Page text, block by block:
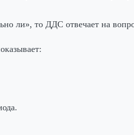
ли», то ДДС отвечает на